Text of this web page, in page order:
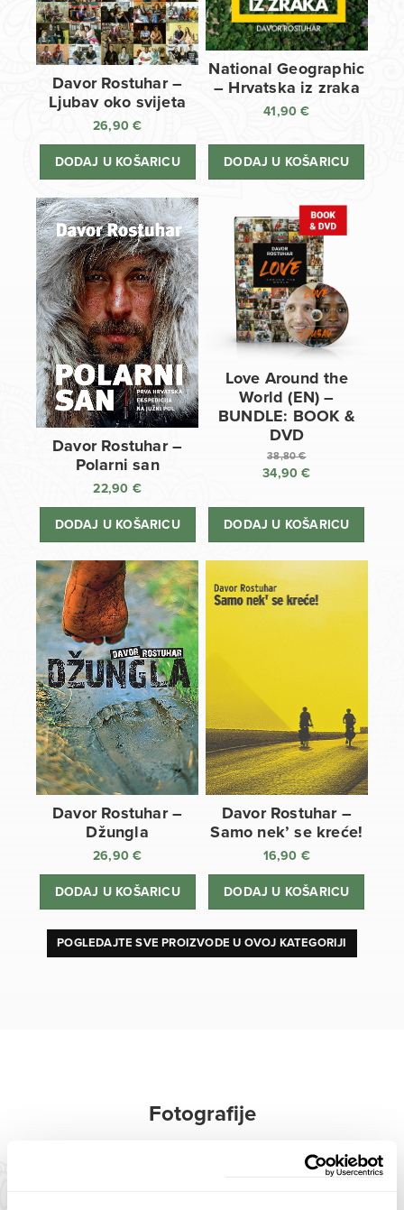
Davor Rostuhar –
Ljubav oko svijeta
26,90€
DODAJ U KOŠARICU
National Geographic
– Hrvatska iz zraka
41,90€
DODAJ U KOŠARICU
Davor Rostuhar –
Polarni san
22,90 €
DODAJ U KOŠARICU
Love Around the
World (EN) –
BUNDLE: BOOK &
DVD
38,80€
Izvorna
bila
34,90€
cijena
DODAJ U KOŠARICU
Davor Rostuhar –
Džungla
26,90€
DODAJ U KOŠARICU
Davor Rostuhar –
Samo nek’ se kreće!
16,90 €
DODAJ U KOŠARICU
POGLEDAJTE SVE PROIZVODE U OVOJ KATEGORIJI
Fotografije